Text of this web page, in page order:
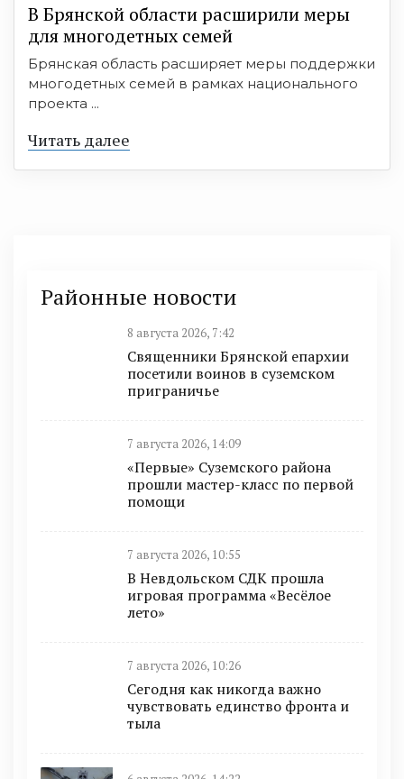
В Брянской области расширили меры
для многодетных семей
Брянская область расширяет меры поддержки
многодетных семей в рамках национального
проекта ...
Читать далее
Районные новости
8 августа 2026, 7:42
Священники Брянской епархии
посетили воинов в суземском
приграничье
7 августа 2026, 14:09
«Первые» Суземского района
прошли мастер-класс по первой
помощи
7 августа 2026, 10:55
В Невдольском СДК прошла
игровая программа «Весёлое
лето»
7 августа 2026, 10:26
Сегодня как никогда важно
чувствовать единство фронта и
тыла